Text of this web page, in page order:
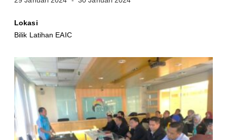
Lokasi
Bilik Latihan EAIC